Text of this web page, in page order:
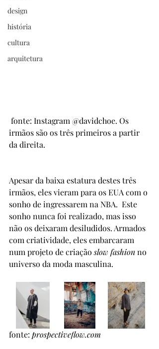
design
história
cultura
arquitetura
irmãos são os três primeiros a partir
da direita.
Apesar da baixa estatura destes três
irmãos, eles vieram para os EUA com o
sonho de ingressarem na NBA.  Este
sonho nunca foi realizado, mas isso
não os deixaram desiludidos. Armados
com criatividade, eles embarcaram
num projeto de criação slow fashion no
universo da moda masculina.
fonte: prospectiveflow.com